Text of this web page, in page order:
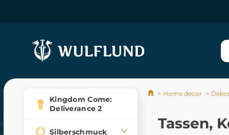
Kingdom Come:
Deliverance 2
Silberschmuck
Home decor
Tassen,